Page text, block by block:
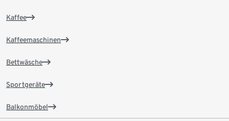
Kaffee
Kaffeemaschinen
Bettwäsche
Sportgeräte
Balkonmöbel